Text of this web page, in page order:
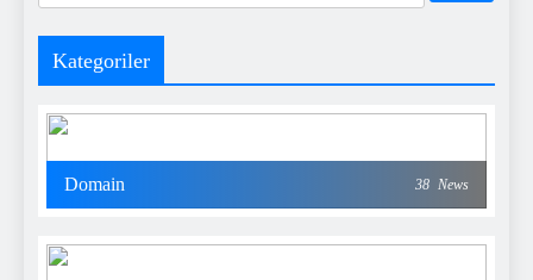
Kategoriler
Domain 38 News